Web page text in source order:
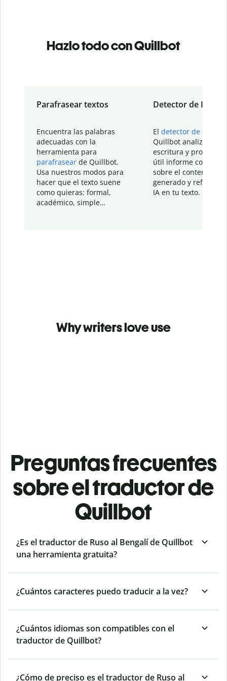
Hazlo todo con Quillbot
Parafrasear textos
Encuentra las palabras
adecuadas con la
herramienta para
parafrasear de Quillbot.
Usa nuestros modos para
hacer que el texto suene
como quieras: formal,
académico, simple…
Detector de IA
El detector de IA
Quillbot analiza tu
escritura y
útil informe con
sobre el contenido
generado y refinado
IA en tu texto.
Why writers love use
Preguntas frecuentes
sobre el traductor de
Quillbot
¿Es el traductor de Ruso al Bengalí de Quillbot
una herramienta gratuita?
¿Cuántos caracteres puedo traducir a la vez?
¿Cuántos idiomas son compatibles con el
traductor de Quillbot?
¿Cómo de preciso es el traductor de Ruso al